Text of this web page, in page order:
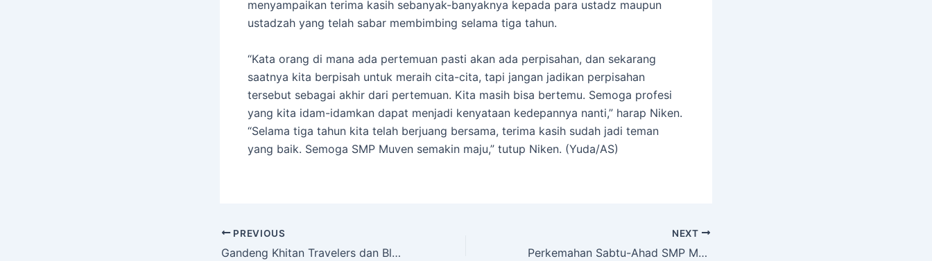
menyampaikan terima kasih sebanyak-banyaknya kepada para ustadz maupun
ustadzah yang telah sabar membimbing selama tiga tahun.
“Kata orang di mana ada pertemuan pasti akan ada perpisahan, dan sekarang
saatnya kita berpisah untuk meraih cita-cita, tapi jangan jadikan perpisahan
tersebut sebagai akhir dari pertemuan. Kita masih bisa bertemu. Semoga profesi
yang kita idam-idamkan dapat menjadi kenyataan kedepannya nanti,” harap Niken.
“Selama tiga tahun kita telah berjuang bersama, terima kasih sudah jadi teman
yang baik. Semoga SMP Muven semakin maju,” tutup Niken. (Yuda/AS)
PREVIOUS
Gandeng Khitan Travelers dan Blakraan Yuk, SMP Muven Gelar Khitan Massal Gratis
NEXT
Perkemahan Sabtu-Ahad SMP Muven, Siswa Digembleng Jadi Calon Pemimpin Mandiri dan Bertanggung Jawab